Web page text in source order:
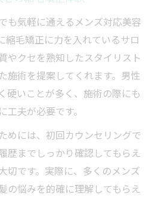
も気軽に通えるメンズ対応美容
縮毛矯正に力を入れているサロ
やクセを熟知したスタイリスト
施術を提案してくれます。男性
硬いことが多く、施術の際にも
夫が必要です。
めには、初回カウンセリングで
歴までしっかり確認してもらえ
切です。実際に、多くのメンズ
の悩みを的確に理解してもらえ